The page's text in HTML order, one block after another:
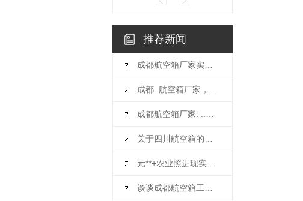
推荐新闻
成都航空箱厂家实力大揭秘，专业可靠的箱包生产厂家
成都..航空箱厂家，值得信赖的选择
成都航空箱厂家: ..航空物流..之选
关于四川航空箱的种类以及特点
元**+农业照进现实，赋能农业生产
谈谈成都航空箱工艺品箱的制作要求